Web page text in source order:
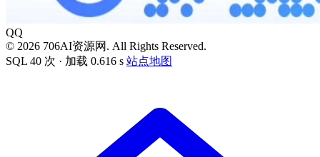
QQ
© 2026 706AI资源网. All Rights Reserved.
SQL 40 次 · 加载 0.616 s 站点地图